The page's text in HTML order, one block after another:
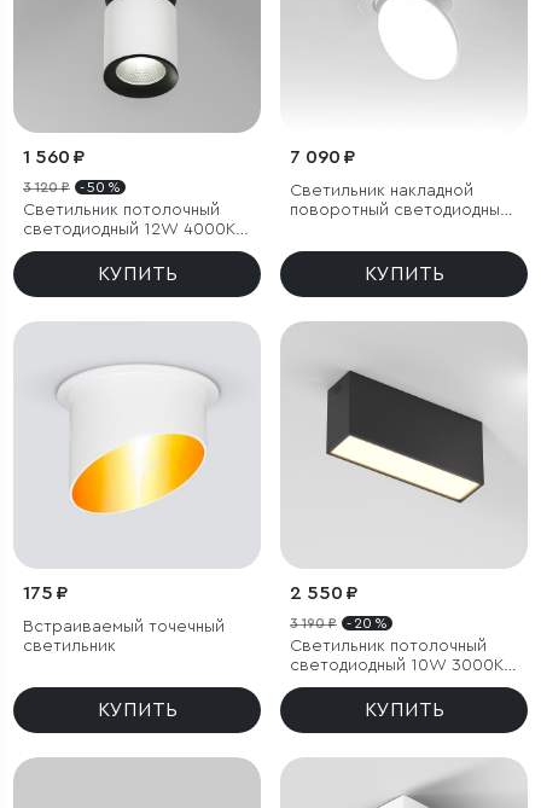
1 560 ₽
3 120 ₽ - 50 %
Светильник потолочный
светодиодный 12W 4000К
белый/чёрный
КУПИТЬ
7 090 ₽
Светильник накладной
поворотный светодиодный
КУПИТЬ
175 ₽
Встраиваемый точечный
светильник
КУПИТЬ
2 550 ₽
3 190 ₽ - 20 %
Светильник потолочный
светодиодный 10W 3000K
черный Block
КУПИТЬ